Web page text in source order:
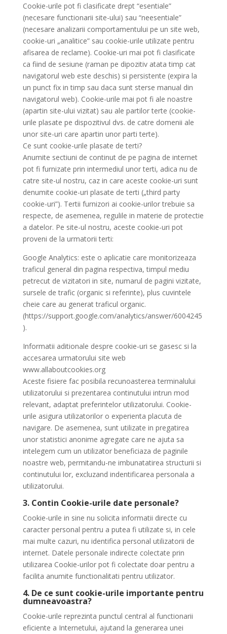
Cookie-urile pot fi clasificate drept “esentiale”
(necesare functionarii site-ului) sau “neesentiale”
(necesare analizarii comportamentului pe un site web,
cookie-uri „analitice” sau cookie-urile utilizate pentru
afisarea de reclame). Cookie-uri mai pot fi clasificate
ca fiind de sesiune (raman pe dipozitiv atata timp cat
navigatorul web este deschis) si persistente (expira la
un punct fix in timp sau daca sunt sterse manual din
navigatorul web). Cookie-urile mai pot fi ale noastre
(apartin site-ului vizitat) sau ale partilor terte (cookie-
urile plasate pe dispozitivul dvs. de catre domenii ale
unor site-uri care apartin unor parti terte).
Ce sunt cookie-urile plasate de terti?
Anumite sectiuni de continut de pe pagina de internet
pot fi furnizate prin intermediul unor terti, adica nu de
catre site-ul nostru, caz in care aceste cookie-uri sunt
denumite cookie-uri plasate de terti („third party
cookie-uri”). Tertii furnizori ai cookie-urilor trebuie sa
respecte, de asemenea, regulile in materie de protectie
a datelor. Pe site-ul nostru, aceste cookie-uri pot
proveni de la urmatorii terti:
Google Analytics: este o aplicatie care monitorizeaza
traficul general din pagina respectiva, timpul mediu
petrecut de vizitatori in site, numarul de pagini vizitate,
sursele de trafic (organic si referinte), plus cuvintele
cheie care au generat traficul organic.
(https://support.google.com/analytics/answer/6004245
).
Informatii aditionale despre cookie-uri se gasesc si la
accesarea urmatorului site web
www.allaboutcookies.org
Aceste fisiere fac posibila recunoasterea terminalului
utilizatorului si prezentarea continutului intrun mod
relevant, adaptat preferintelor utilizatorului. Cookie-
urile asigura utilizatorilor o experienta placuta de
navigare. De asemenea, sunt utilizate in pregatirea
unor statistici anonime agregate care ne ajuta sa
intelegem cum un utilizator beneficiaza de paginile
noastre web, permitandu-ne imbunatatirea structurii si
continutului lor, excluzand indentificarea personala a
utilizatorului.
3. Contin Cookie-urile date personale?
Cookie-urile in sine nu solicita informatii directe cu
caracter personal pentru a putea fi utilizate si, in cele
mai multe cazuri, nu identifica personal utilizatorii de
internet. Datele personale indirecte colectate prin
utilizarea Cookie-urilor pot fi colectate doar pentru a
facilita anumite functionalitati pentru utilizator.
4. De ce sunt cookie-urile importante pentru
dumneavoastra?
Cookie-urile reprezinta punctul central al functionarii
eficiente a Internetului, ajutand la generarea unei